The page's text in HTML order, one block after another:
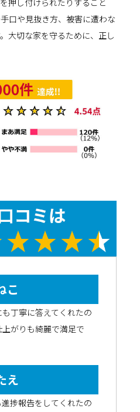
押し付けられたりすること
口や見抜き方、被害に遭わな
大切な家を守るために、正し
こ
丁寧に答えてくれたの
がりも綺麗で満足で
え
捗報告をしてくれたの